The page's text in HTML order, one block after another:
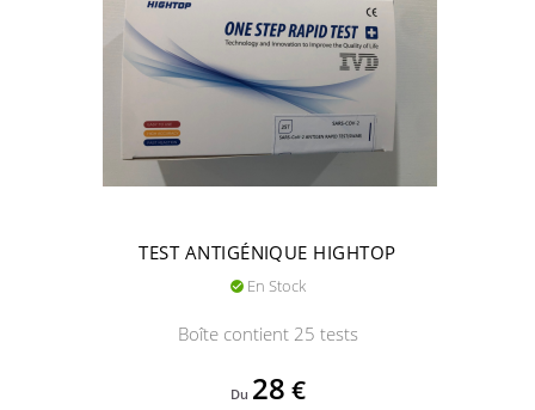
TEST ANTIGÉNIQUE HIGHTOP
 En Stock
Boîte contient 25 tests
Du
Prix
28 €